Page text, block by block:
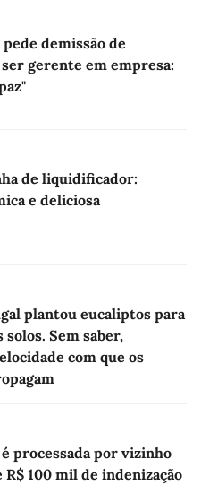
demissão de
gerente em empresa:
de liquidificador:
e deliciosa
plantou eucaliptos para
Sem saber,
com que os
processada por vizinho
R$ 100 mil de indenização